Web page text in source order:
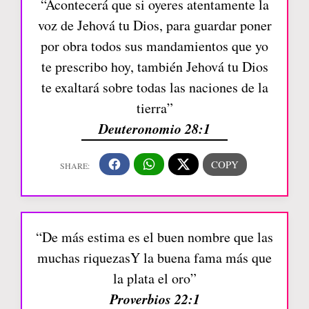
“Acontecerá que si oyeres atentamente la
voz de Jehová tu Dios, para guardar poner
por obra todos sus mandamientos que yo
te prescribo hoy, también Jehová tu Dios
te exaltará sobre todas las naciones de la
tierra”
Deuteronomio 28:1
“De más estima es el buen nombre que las
muchas riquezasY la buena fama más que
la plata el oro”
Proverbios 22:1